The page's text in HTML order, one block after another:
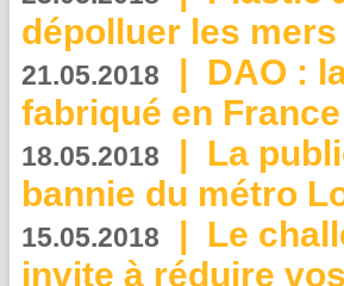
dépolluer les
21.05.2018 | DAO :
fabriqué en France
18.05.2018 | La
bannie du métro
15.05.2018 | Le
invite à réduire